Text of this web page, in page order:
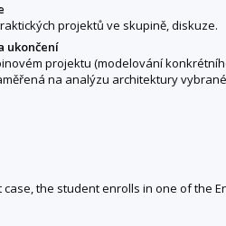
projektů ve skupině, diskuze.
ukončení
projektu (modelování
na analýzu architektury
the student enrolls in one of the